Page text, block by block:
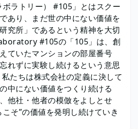
ラトリー） #105」とはスクー
あり、まだ世の中にない価値を
究所」であるという精神を大切
#105の「105」は、創
ていたマンションの部屋番号
れずに実験し続けるという意思
たちは株式会社の定義に決して
中にない価値をつくり続ける
他社・他者の模倣をよしとせ
そ”の価値を発明し続けていき